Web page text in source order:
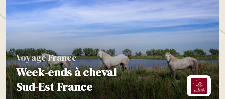
Voyage France
Week-ends à cheval
Sud-Est France